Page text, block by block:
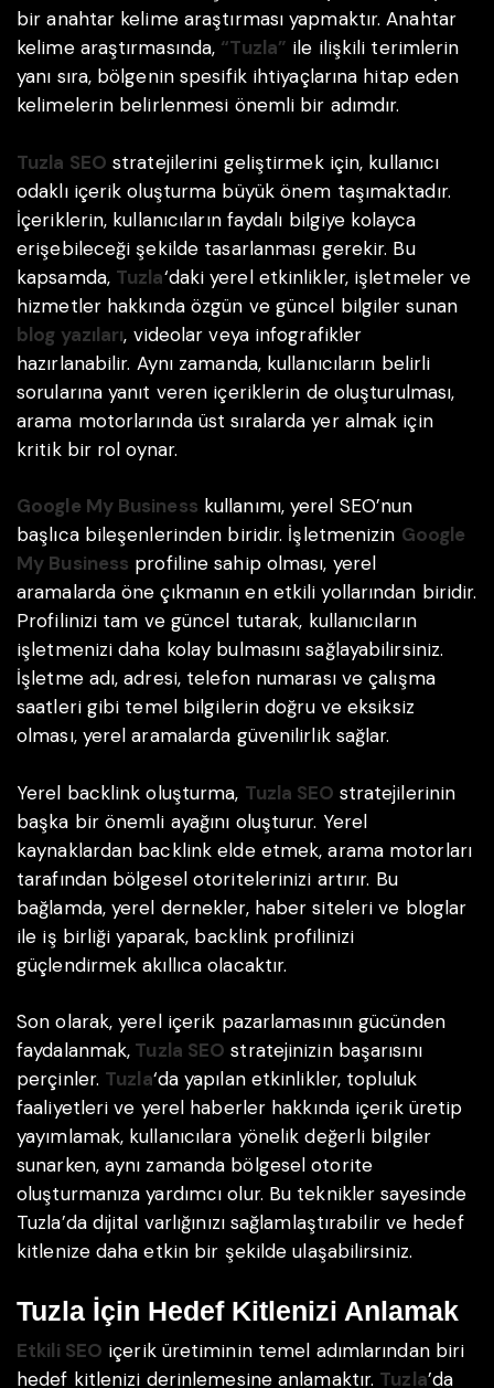
bir anahtar kelime araştırması yapmaktır. Anahtar
kelime araştırmasında, “Tuzla” ile ilişkili terimlerin
yanı sıra, bölgenin spesifik ihtiyaçlarına hitap eden
kelimelerin belirlenmesi önemli bir adımdır.
Tuzla SEO stratejilerini geliştirmek için, kullanıcı
odaklı içerik oluşturma büyük önem taşımaktadır.
İçeriklerin, kullanıcıların faydalı bilgiye kolayca
erişebileceği şekilde tasarlanması gerekir. Bu
kapsamda, Tuzla‘daki yerel etkinlikler, işletmeler ve
hizmetler hakkında özgün ve güncel bilgiler sunan
blog yazıları, videolar veya infografikler
hazırlanabilir. Aynı zamanda, kullanıcıların belirli
sorularına yanıt veren içeriklerin de oluşturulması,
arama motorlarında üst sıralarda yer almak için
kritik bir rol oynar.
Google My Business kullanımı, yerel SEO’nun
başlıca bileşenlerinden biridir. İşletmenizin Google
My Business profiline sahip olması, yerel
aramalarda öne çıkmanın en etkili yollarından biridir.
Profilinizi tam ve güncel tutarak, kullanıcıların
işletmenizi daha kolay bulmasını sağlayabilirsiniz.
İşletme adı, adresi, telefon numarası ve çalışma
saatleri gibi temel bilgilerin doğru ve eksiksiz
olması, yerel aramalarda güvenilirlik sağlar.
Yerel backlink oluşturma, Tuzla SEO stratejilerinin
başka bir önemli ayağını oluşturur. Yerel
kaynaklardan backlink elde etmek, arama motorları
tarafından bölgesel otoritelerinizi artırır. Bu
bağlamda, yerel dernekler, haber siteleri ve bloglar
ile iş birliği yaparak, backlink profilinizi
güçlendirmek akıllıca olacaktır.
Son olarak, yerel içerik pazarlamasının gücünden
faydalanmak, Tuzla SEO stratejinizin başarısını
perçinler. Tuzla‘da yapılan etkinlikler, topluluk
faaliyetleri ve yerel haberler hakkında içerik üretip
yayımlamak, kullanıcılara yönelik değerli bilgiler
sunarken, aynı zamanda bölgesel otorite
oluşturmanıza yardımcı olur. Bu teknikler sayesinde
Tuzla’da dijital varlığınızı sağlamlaştırabilir ve hedef
kitlenize daha etkin bir şekilde ulaşabilirsiniz.
Tuzla İçin Hedef Kitlenizi Anlamak
Etkili SEO içerik üretiminin temel adımlarından biri
hedef kitlenizi derinlemesine anlamaktır. Tuzla’da